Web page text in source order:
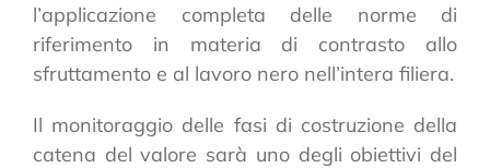
l’applicazione completa delle norme di
riferimento in materia di contrasto allo
sfruttamento e al lavoro nero nell’intera filiera.
Il monitoraggio delle fasi di costruzione della
catena del valore sarà uno degli obiettivi del